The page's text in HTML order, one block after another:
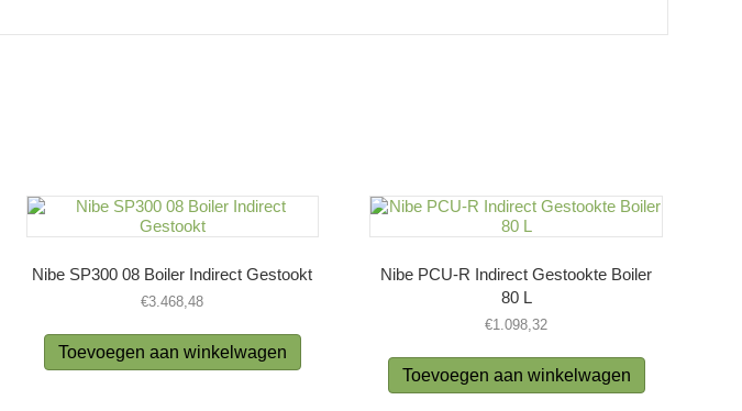
Nibe SP300 08 Boiler Indirect Gestookt
€3.468,48
Toevoegen aan winkelwagen
Nibe PCU-R Indirect Gestookte Boiler
80 L
€1.098,32
Toevoegen aan winkelwagen